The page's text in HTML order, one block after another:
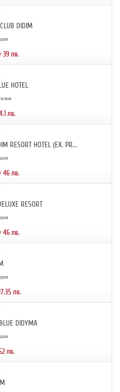
DIDIM
39 лв.
HOTEL
лв.
RESORT HOTEL (EX. PR...
46лв.
RESORT
46лв.
лв.
DIDYMA
лв.